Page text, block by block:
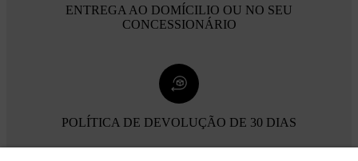
ENTREGA AO DOMÍCILIO OU NO SEU
CONCESSIONÁRIO
POLÍTICA DE DEVOLUÇÃO DE 30 DIAS